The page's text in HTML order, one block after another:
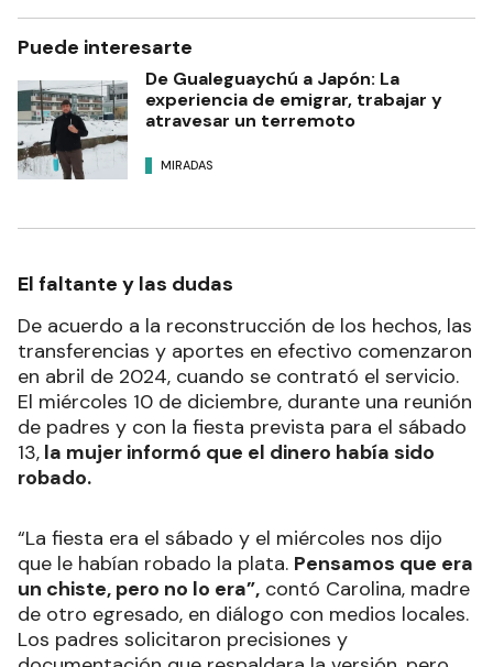
Puede interesarte
De Gualeguaychú a Japón: La
experiencia de emigrar, trabajar y
atravesar un terremoto
MIRADAS
El faltante y las dudas
De acuerdo a la reconstrucción de los hechos, las
transferencias y aportes en efectivo comenzaron
en abril de 2024, cuando se contrató el servicio.
El miércoles 10 de diciembre, durante una reunión
de padres y con la fiesta prevista para el sábado
13, la mujer informó que el dinero había sido
robado.
“La fiesta era el sábado y el miércoles nos dijo
que le habían robado la plata. Pensamos que era
un chiste, pero no lo era”, contó Carolina, madre
de otro egresado, en diálogo con medios locales.
Los padres solicitaron precisiones y